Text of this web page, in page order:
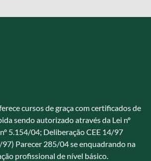
cursos de graça com certificados de
sendo autorizado através da Lei nº
5.154/04; Deliberação CEE 14/97
97) Parecer 285/04 se enquadrando na
profissional de nível básico.